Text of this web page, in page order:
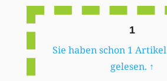
1
Sie haben schon 1
gelesen. ↑